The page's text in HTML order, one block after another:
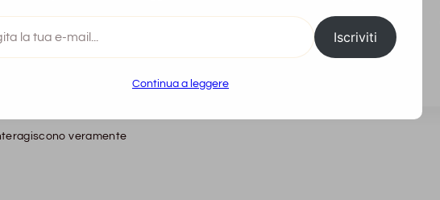
Home Privacy Policy
veramente
Iscriviti
Continua a leggere